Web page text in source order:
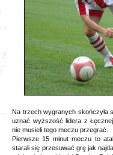
Na trzech wygranych skończyła
uznać wyższość lidera z
nie musieli tego meczu przegrać.
Pierwsze 15 minut meczu to
starali się przesuwać grę jak